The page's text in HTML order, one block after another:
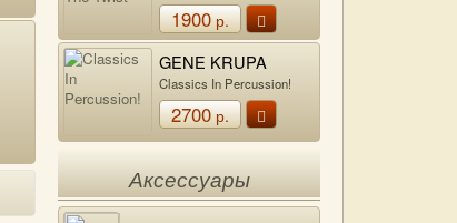
1900р.
GENE KRUPA
Classics In Percussion!
2700р.
Аксессуары